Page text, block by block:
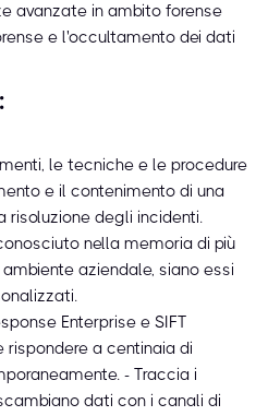
avanzate in ambito forense
e l'occultamento dei dati
le tecniche e le procedure
e il contenimento di una
risoluzione degli incidenti.
nella memoria di più
aziendale, siano essi
Enterprise e SIFT
a centinaia di
- Traccia i
dati con i canali di